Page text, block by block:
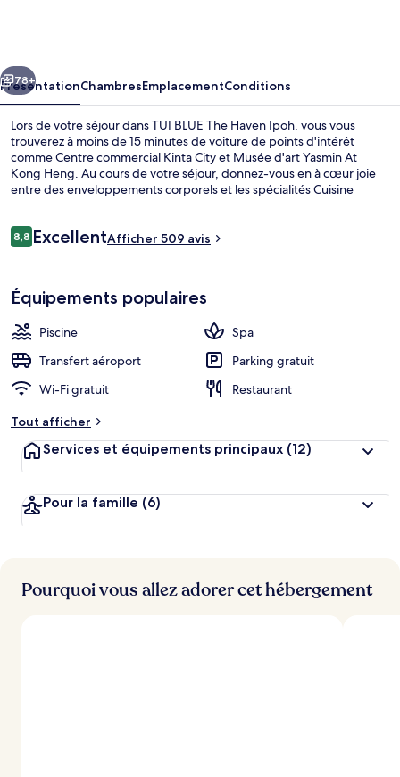
Ipoh
Suivant
78+
PrésentationChambresEmplacementConditions
Lors de votre séjour dans TUI BLUE The Haven Ipoh, vous vous
trouverez à moins de 15 minutes de voiture de points d'intérêt
comme Centre commercial Kinta City et Musée d'art Yasmin At
Kong Heng. Au cours de votre séjour, donnez-vous en à cœur joie
entre des enveloppements corporels et les spécialités Cuisine
abrite une piscine extérieure et un bar en bord de piscine, tout est
Avis
voyageurs
8,88,8 sur 10
ExcellentAfficher 509 avis
Équipements populaires
Piscine
Spa
Transfert aéroport
Parking gratuit
Wi-Fi gratuit
Restaurant
Tout afficher
Services et équipements principaux (12)
Pour la famille (6)
Pourquoi vous allez adorer cet hébergement